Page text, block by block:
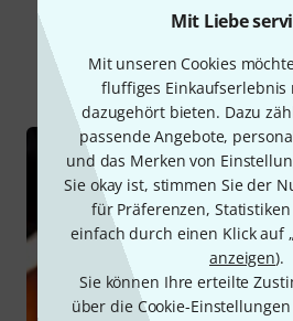
Mit Liebe
Mit unseren Cookies
fluffiges Einkaufserlebnis
dazugehört bieten. Dazu
passende Angebote,
und das Merken von
Sie okay ist, stimmen Sie der
für Präferenzen,
einfach durch einen Klick auf
anzeigen).
Sie können Ihre erteilte
über die Cookie-Einstellungen
Schon
Alle